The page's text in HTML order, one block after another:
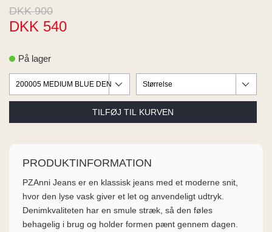
MODA
DKK 900
DKK 540
På lager
PRODUKTINFORMATION
PZAnni Jeans er en klassisk jeans med et moderne snit,
hvor den lyse vask giver et let og anvendeligt udtryk.
Denimkvaliteten har en smule stræk, så den føles
behagelig i brug og holder formen pænt gennem dagen.